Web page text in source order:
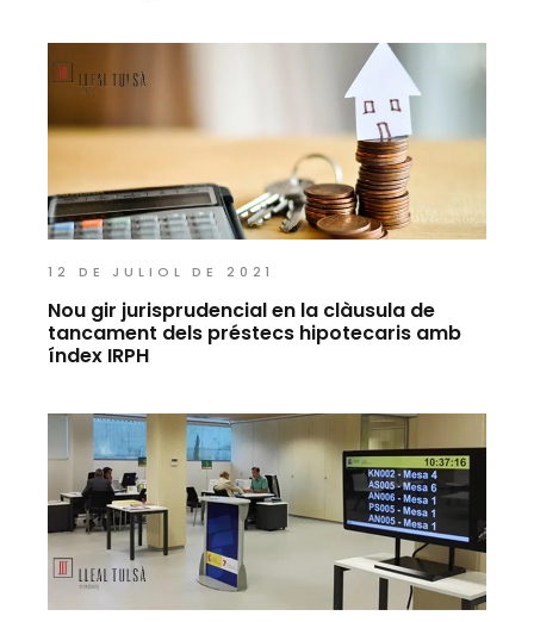
12 DE JULIOL DE 2021
Nou gir jurisprudencial en la clàusula de
tancament dels préstecs hipotecaris amb
índex IRPH